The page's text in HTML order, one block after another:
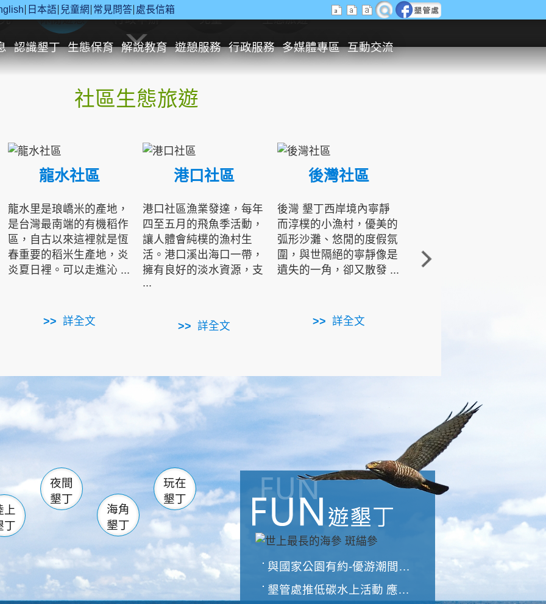
日本語 兒童網 常見問答 處長信箱
認識墾丁 生態保育 解說教育 遊憩服務 行政服務 多媒體專區 互動交流
休閒遊憩 行政申辦 兒童 生態旅遊
社區生態旅遊
龍水社區
龍水里是琅嶠米的產地，
是台灣最南端的有機稻作
區，自古以來這裡就是恆
春重要的稻米生產地，炎
炎夏日裡。可以走進沁 ...
詳全文
港口社區
港口社區漁業發達，每年
四至五月的飛魚季活動，
讓人體會純樸的漁村生
活。港口溪出海口一帶，
擁有良好的淡水資源，支
...
詳全文
後灣社區
後灣 墾丁西岸境內寧靜
而淳樸的小漁村，優美的
弧形沙灘、悠閒的度假氛
圍，與世隔絕的寧靜像是
遺失的一角，卻又散發 ...
詳全文
角的端點，冬季海浪拍打
著礁岸，旺盛的侵蝕作
南仁湖
滿州 佳樂水
森林遊樂區
墾管處遊客中心
社頂公園 風吹沙
船帆石 龍磐公園
香蕉灣 龍坑
鵝鑾鼻
上
丁
夜間
墾丁
海角
墾丁
玩在
墾丁
與國家公園有約-優游潮間探險者
墾管處推低碳水上活動 應屆畢業生限額免費參加
世界地球清潔日 墾管處辦理「2026年墾丁國家公園沙灘淨灘活動
115年09月